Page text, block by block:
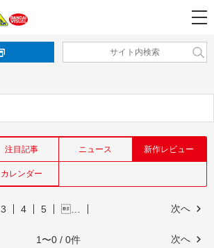
注目記事 ニュース 新作レビュー
カレンダー
次へ
3 4 5 …
次へ
1〜0 / 0件